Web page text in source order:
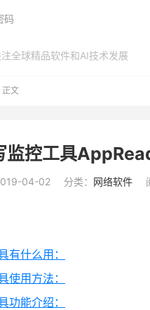
全球精品软件和AI技术发展
码
正文
监控工具
04-02 分类： 网络软件
有什么用：
使用方法：
功能介绍：